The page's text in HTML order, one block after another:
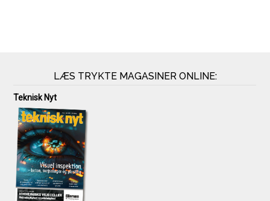
LÆS TRYKTE MAGASINER ONLINE:
Teknisk Nyt